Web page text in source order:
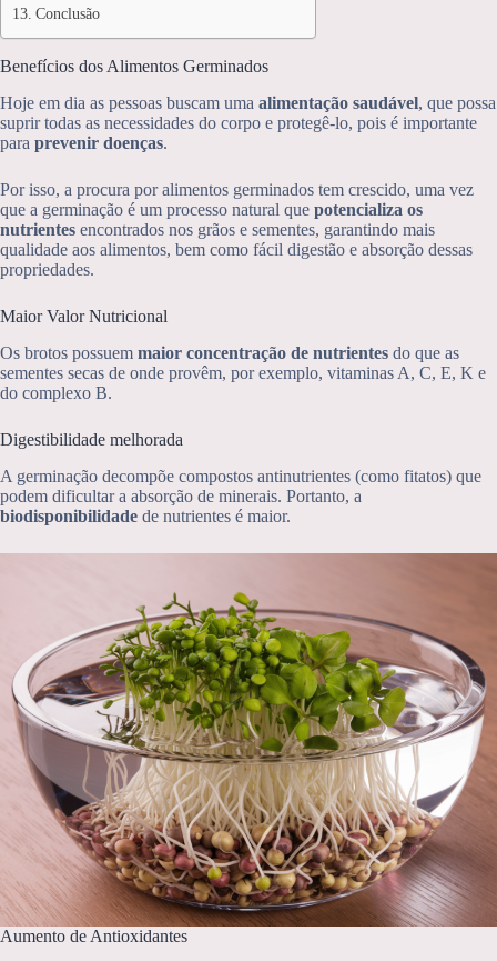
Conclusão
Benefícios dos Alimentos Germinados
Hoje em dia as pessoas buscam uma alimentação saudável, que possa
suprir todas as necessidades do corpo e protegê-lo, pois é importante
para prevenir doenças.
Por isso, a procura por alimentos germinados tem crescido, uma vez
que a germinação é um processo natural que potencializa os
nutrientes encontrados nos grãos e sementes, garantindo mais
qualidade aos alimentos, bem como fácil digestão e absorção dessas
propriedades.
Maior Valor Nutricional
Os brotos possuem maior concentração de nutrientes do que as
sementes secas de onde provêm, por exemplo, vitaminas A, C, E, K e
do complexo B.
Digestibilidade melhorada
A germinação decompõe compostos antinutrientes (como fitatos) que
podem dificultar a absorção de minerais. Portanto, a
biodisponibilidade de nutrientes é maior.
Aumento de Antioxidantes